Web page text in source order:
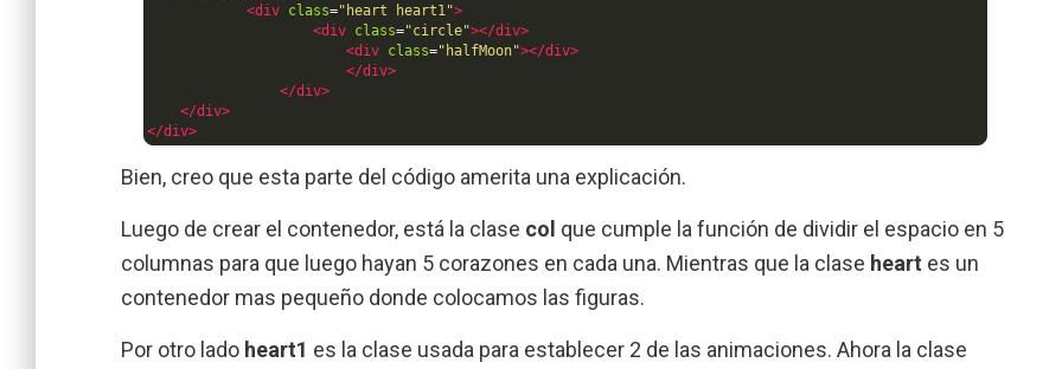
<div class="heart heart1">
<div class="circle"></div>
<div class="halfMoon"></div>
</div>
</div>
</div>
</div>
Bien, creo que esta parte del código amerita una explicación.
Luego de crear el contenedor, está la clase col que cumple la función de dividir el espacio en 5
columnas para que luego hayan 5 corazones en cada una. Mientras que la clase heart es un
contenedor mas pequeño donde colocamos las figuras.
Por otro lado heart1 es la clase usada para establecer 2 de las animaciones. Ahora la clase